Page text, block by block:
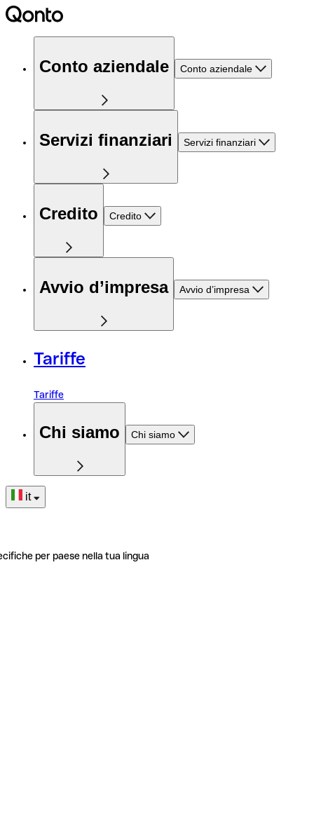
Conto aziendale Conto aziendale
Servizi finanziari Servizi finanziari
Credito Credito
Avvio d’impresa Avvio d’impresa
Tariffe
Tariffe
Chi siamo Chi siamo
it
per paese nella tua lingua